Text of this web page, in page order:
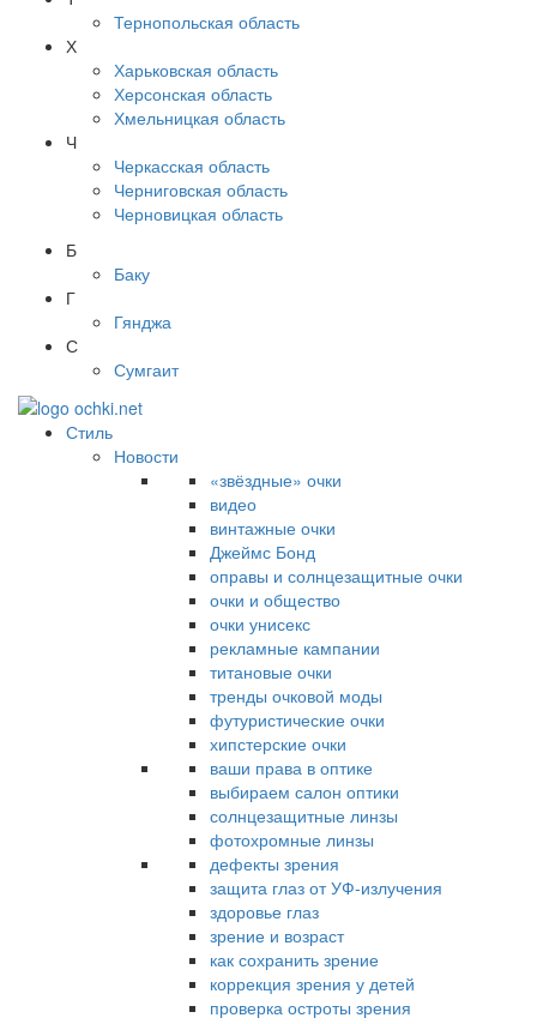
Тернопольская область
Х
Харьковская область
Херсонская область
Хмельницкая область
Ч
Черкасская область
Черниговская область
Черновицкая область
Б
Баку
Г
Гянджа
С
Сумгаит
Стиль
Новости
«звёздные» очки
видео
винтажные очки
Джеймс Бонд
оправы и солнцезащитные очки
очки и общество
очки унисекс
рекламные кампании
титановые очки
тренды очковой моды
футуристические очки
хипстерские очки
ваши права в оптике
выбираем салон оптики
солнцезащитные линзы
фотохромные линзы
дефекты зрения
защита глаз от УФ-излучения
здоровье глаз
зрение и возраст
как сохранить зрение
коррекция зрения у детей
проверка остроты зрения